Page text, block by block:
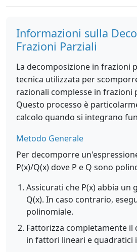
Informazioni sulla
Frazioni Parziali
La decomposizione in frazioni
tecnica utilizzata per
razionali complesse in frazioni
Questo processo è
calcolo quando si integrano
Metodo Generale
Per decomporre
P(x)/Q(x) dove P e Q sono
Assicurati che P(x) abbia un
Q(x). In caso contrario,
polinomiale.
Fattorizza completamente il
in fattori lineari e quadratici